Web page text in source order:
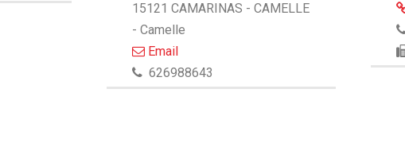
15121 CAMARINAS - CAMELLE
- Camelle
Email
626988643